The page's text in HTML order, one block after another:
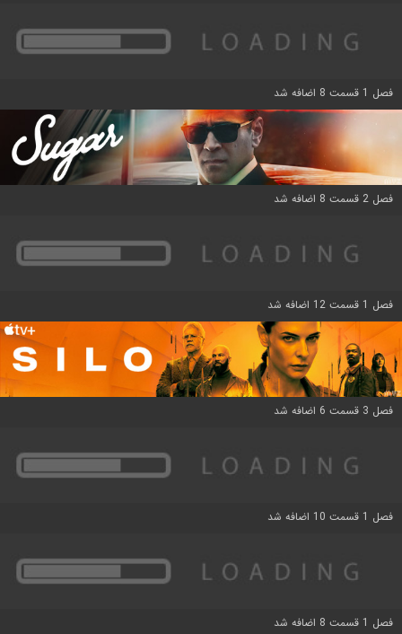
فصل 1 قسمت 8 اضافه شد
فصل 2 قسمت 8 اضافه شد
فصل 1 قسمت 12 اضافه شد
فصل 3 قسمت 6 اضافه شد
فصل 1 قسمت 10 اضافه شد
فصل 1 قسمت 8 اضافه شد